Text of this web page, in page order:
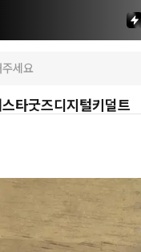
스타굿즈디지털키덜트